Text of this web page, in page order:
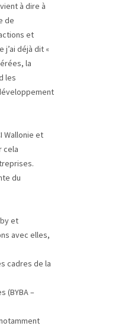
à dire à
de
et
déjà dit «
la
les
Wallonie et
cela
du
et
avec elles,
cadres de la
(BYBA –